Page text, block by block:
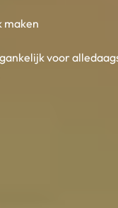
maken
voor